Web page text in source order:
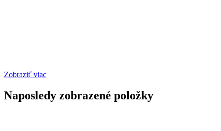
Zobraziť viac
Naposledy zobrazené položky